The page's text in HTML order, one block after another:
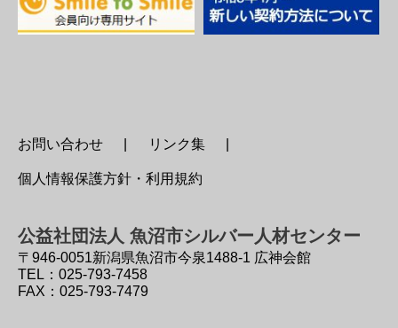
お問い合わせ リンク集
個人情報保護方針・利用規約
公益社団法人 魚沼市シルバー人材センター
〒946-0051新潟県魚沼市今泉1488-1 広神会館
TEL：025-793-7458
FAX：025-793-7479